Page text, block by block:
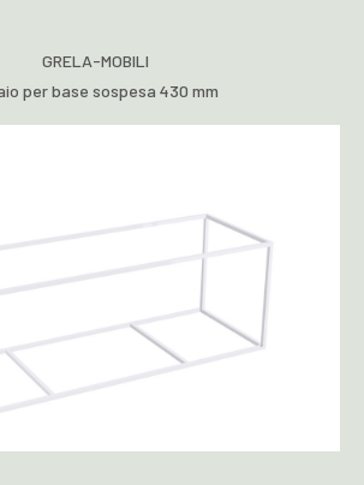
GRELA-MOBILI
per base sospesa 430 mm